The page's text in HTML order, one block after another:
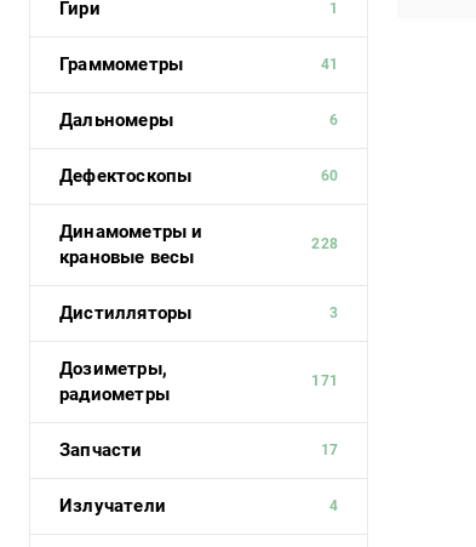
Гири 1
Граммометры 41
Дальномеры 6
Дефектоскопы 60
Динамометры и
крановые весы
228
Дистилляторы 3
Дозиметры,
радиометры
171
Запчасти 17
Излучатели 4